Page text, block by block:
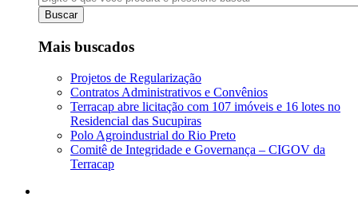
Buscar
Mais buscados
Projetos de Regularização
Contratos Administrativos e Convênios
Terracap abre licitação com 107 imóveis e 16 lotes no
Residencial das Sucupiras
Polo Agroindustrial do Rio Preto
Comitê de Integridade e Governança – CIGOV da
Terracap